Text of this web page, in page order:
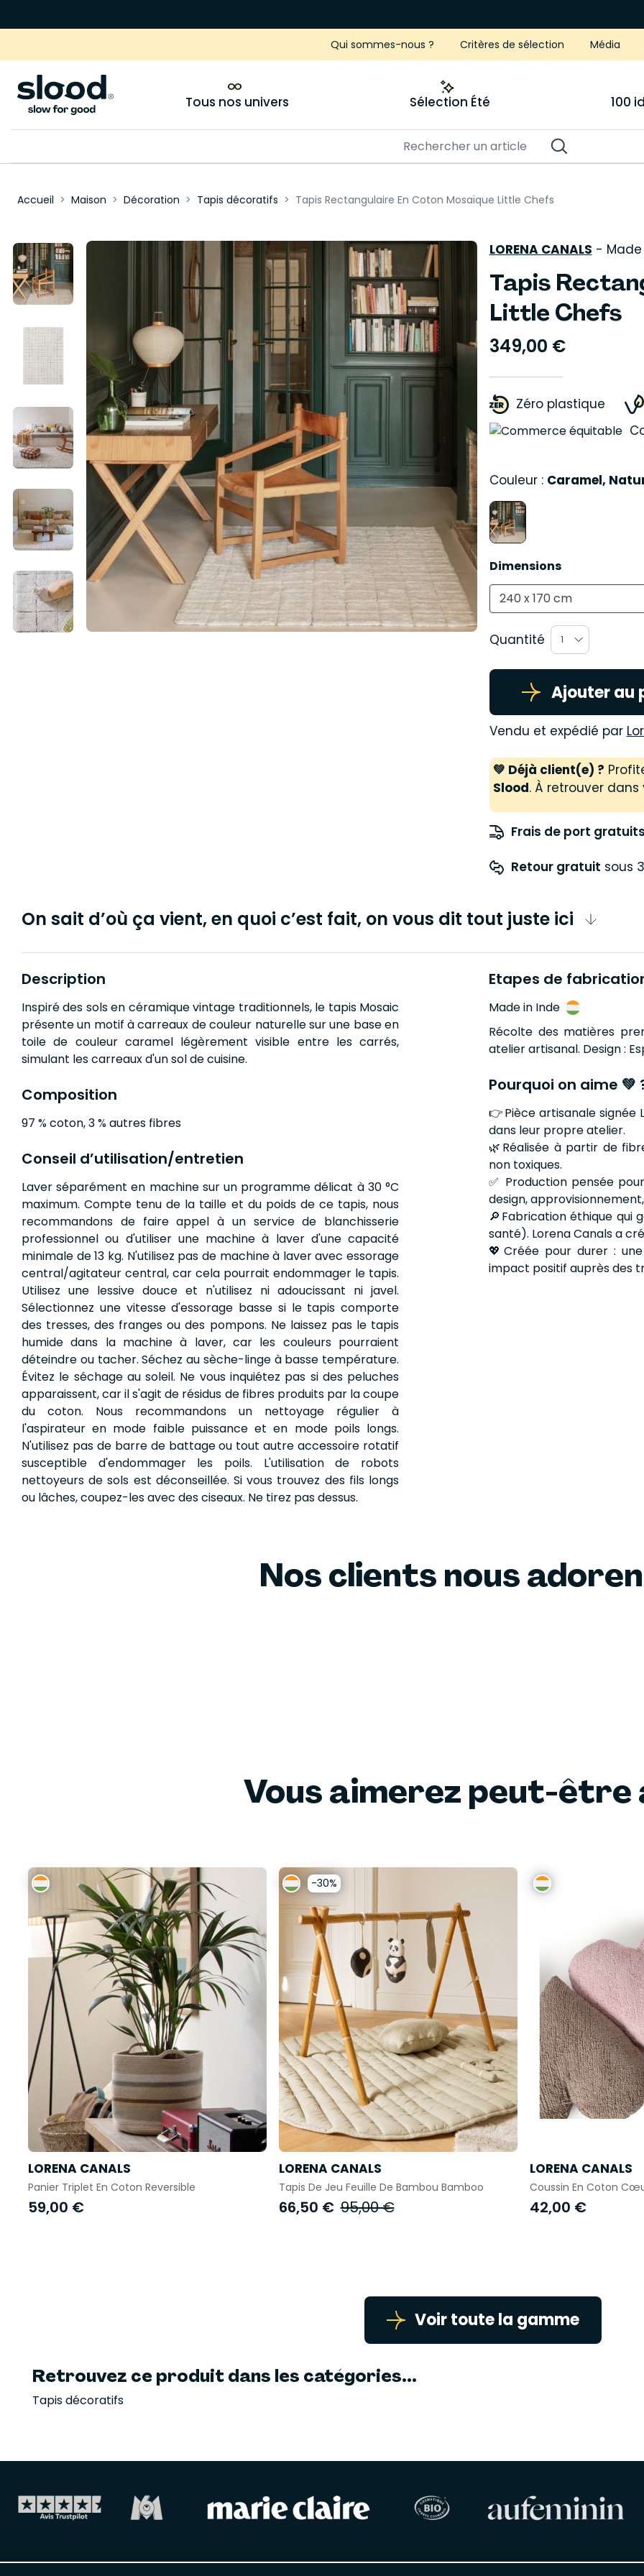
Qui sommes-nous ? Critères de sélection Média
Tous nos univers Sélection Été 100
Accueil Maison Décoration Tapis décoratifs Tapis Rectangulaire En Coton Mosaïque Little Chefs
LORENA CANALS -
Tapis
Little Chefs
349,00 €
Zéro plastique
Couleur : Caramel,
Dimensions
240 x 170 cm
Quantité 1
Ajouter au
Vendu et expédié par
💚 Déjà client(e) ?
Slood. À retrouver
Frais de port
Retour gratuit sous
On sait d’où ça vient, en quoi c’est fait, on vous dit tout juste ici
Description
Inspiré des sols en céramique vintage traditionnels, le tapis Mosaic
présente un motif à carreaux de couleur naturelle sur une base en
toile de couleur caramel légèrement visible entre les carrés,
simulant les carreaux d'un sol de cuisine.
Composition
97 % coton, 3 % autres fibres
Conseil d’utilisation/entretien
Laver séparément en machine sur un programme délicat à 30 °C
maximum. Compte tenu de la taille et du poids de ce tapis, nous
recommandons de faire appel à un service de blanchisserie
professionnel ou d'utiliser une machine à laver d'une capacité
minimale de 13 kg. N'utilisez pas de machine à laver avec essorage
central/agitateur central, car cela pourrait endommager le tapis.
Utilisez une lessive douce et n'utilisez ni adoucissant ni javel.
Sélectionnez une vitesse d'essorage basse si le tapis comporte
des tresses, des franges ou des pompons. Ne laissez pas le tapis
humide dans la machine à laver, car les couleurs pourraient
déteindre ou tacher. Séchez au sèche-linge à basse température.
Évitez le séchage au soleil. Ne vous inquiétez pas si des peluches
apparaissent, car il s'agit de résidus de fibres produits par la coupe
du coton. Nous recommandons un nettoyage régulier à
l'aspirateur en mode faible puissance et en mode poils longs.
N'utilisez pas de barre de battage ou tout autre accessoire rotatif
susceptible d'endommager les poils. L'utilisation de robots
nettoyeurs de sols est déconseillée. Si vous trouvez des fils longs
ou lâches, coupez-les avec des ciseaux. Ne tirez pas dessus.
Etapes de
Made in Inde
Récolte des matières
atelier artisanal. Design :
Pourquoi on aime 💚
👉Pièce artisanale signée
dans leur propre atelier.
🌿Réalisée à partir de
non toxiques.
✅ Production pensée
design,
🔎Fabrication éthique qui
santé). Lorena Canals a
💖Créée pour durer :
impact positif auprès des
Nos clients nous
Vous aimerez peut-être
LORENA CANALS
Panier Triplet En Coton Reversible
59,00 €
-30%
LORENA CANALS
Tapis De Jeu Feuille De Bambou Bamboo
66,50 € 95,00 €
LORENA CANALS
Coussin En Coton
42,00 €
Voir toute la gamme
Retrouvez ce produit dans les catégories...
Tapis décoratifs